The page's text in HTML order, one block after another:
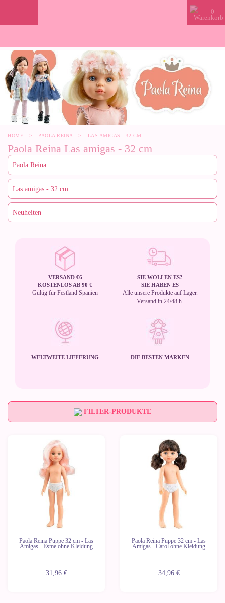
0
HOME > PAOLA REINA > LAS AMIGAS - 32 CM
Paola Reina Las amigas - 32 cm
VERSAND €6
KOSTENLOS AB 90 €
Gültig für Festland Spanien
SIE WOLLEN ES?
SIE HABEN ES
Alle unsere Produkte auf Lager.
Versand in 24/48 h.
WELTWEITE LIEFERUNG DIE BESTEN MARKEN
FILTER-PRODUKTE
Paola Reina Puppe 32 cm - Las
Amigas - Esme ohne Kleidung
31,96 €
Paola Reina Puppe 32 cm - Las
Amigas - Carol ohne Kleidung
34,96 €